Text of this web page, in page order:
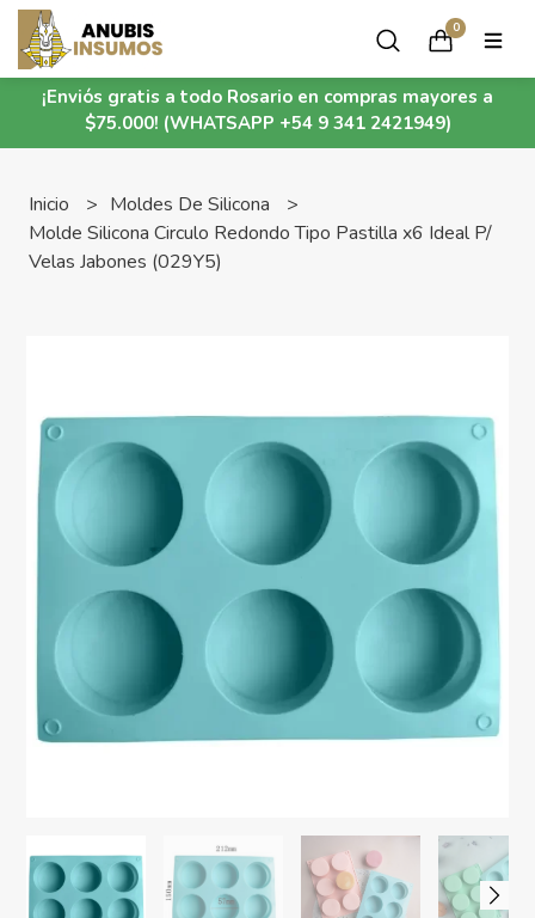
¡Enviós gratis a todo Rosario en compras mayores a
$75.000! (WHATSAPP +54 9 341 2421949)
0
Inicio
Moldes De Silicona
Molde Silicona Circulo Redondo Tipo Pastilla x6 Ideal P/
Velas Jabones (029Y5)